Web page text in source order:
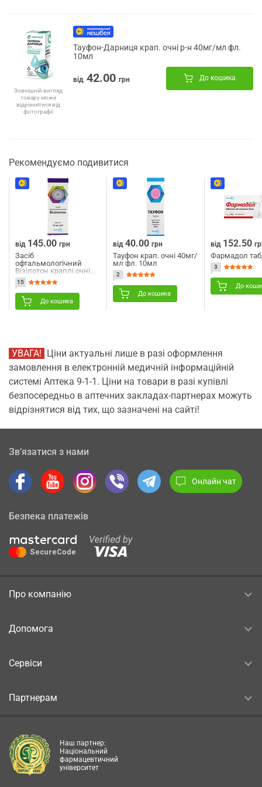
Зовнішній вигляд
товару може
відрізнятися від
фотографії
Тауфон-Дарниця крап. очні р-н 40мг/мл фл.
10мл
від 42.00 грн До кошика
Рекомендуємо подивитися
від 145.00 грн
Засіб
офтальмологічний
Візілотон краплі очні
флакон 10 мл
15
До кошика
від 40.00 грн
Тауфон крап. очні 40мг/
мл фл. 10мл
2
До кошика
від 152.50
Фармадол
3
До
УВАГА!
Ціни актуальні лише в разі оформлення
замовлення в електронній медичній інформаційній
системі Аптека 9-1-1. Ціни на товари в разі купівлі
безпосередньо в аптечних закладах-партнерах можуть
відрізнятися від тих, що зазначені на сайті!
Зв’язатися з нами
Онлайн чат
Безпека платежів
Про компанію
Допомога
Сервіси
Партнерам
Наш партнер:
Національний
фармацевтичний
університет